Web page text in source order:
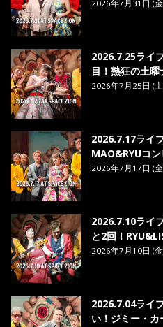
2026年7月31日 (
2026.7.25ライ
目！熱狂の土曜
2026年7月25日 (
2026.7.17ライ
MAO&RYUコン
2026年7月17日 (
2026.7.10ライ
と2回！
2026年7月10日 (
2026.7.04ライ
い！ジミー・カ